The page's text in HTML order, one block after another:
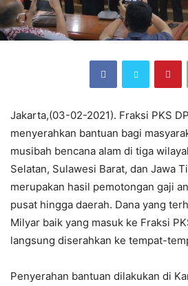
Jakarta,(03-02-2021). Fraksi PKS
menyerahkan bantuan bagi
musibah bencana alam di tiga
Selatan, Sulawesi Barat, dan Jawa
merupakan hasil pemotongan gaji
pusat hingga daerah. Dana yang
Milyar baik yang masuk ke Fraksi
langsung diserahkan ke tempat-
Penyerahan bantuan dilakukan di